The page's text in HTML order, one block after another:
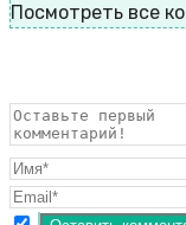
Посмотреть все